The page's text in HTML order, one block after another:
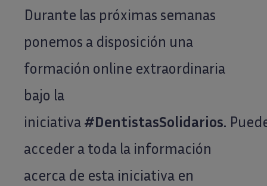
ES
Durante las próximas semanas
ponemos a disposición una
formación online extraordinaria
bajo la
iniciativa #DentistasSolidarios.
acceder a toda la información
acerca de esta iniciativa en